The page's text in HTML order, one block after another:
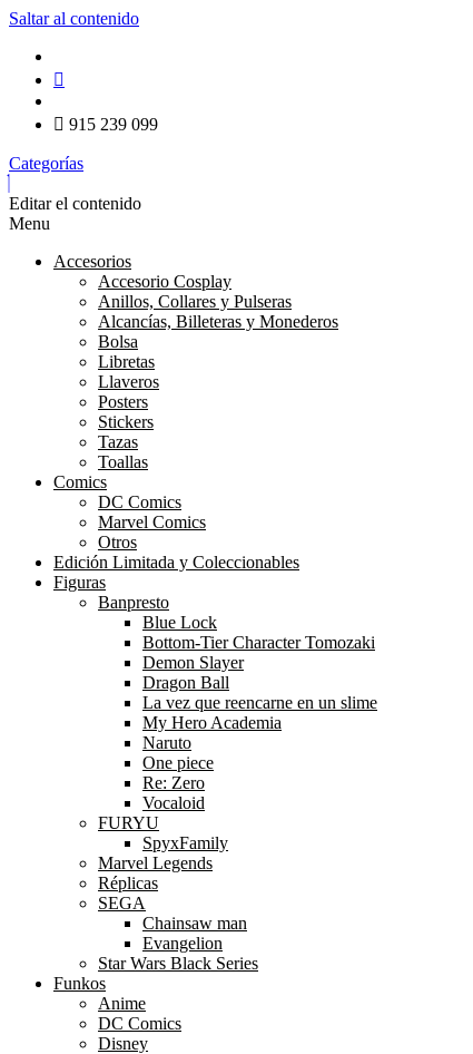
Saltar al contenido
915 239 099
Categorías
Editar el contenido
Menu
Accesorios
Accesorio Cosplay
Anillos, Collares y Pulseras
Alcancías, Billeteras y Monederos
Bolsa
Libretas
Llaveros
Posters
Stickers
Tazas
Toallas
Comics
DC Comics
Marvel Comics
Otros
Edición Limitada y Coleccionables
Figuras
Banpresto
Blue Lock
Bottom-Tier Character Tomozaki
Demon Slayer
Dragon Ball
La vez que reencarne en un slime
My Hero Academia
Naruto
One piece
Re: Zero
Vocaloid
FURYU
SpyxFamily
Marvel Legends
Réplicas
SEGA
Chainsaw man
Evangelion
Star Wars Black Series
Funkos
Anime
DC Comics
Disney